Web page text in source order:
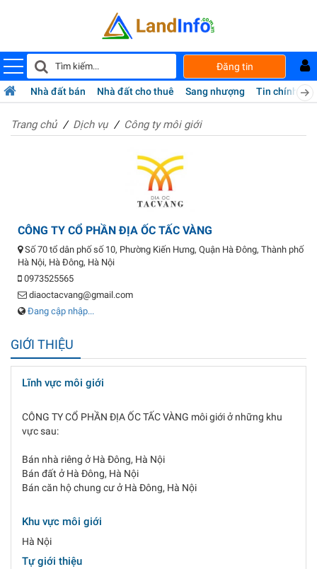
Đăng tin
Nhà đất bán Nhà đất cho thuê Sang nhượng Tin chính chủ
Trang chủ Dịch vụ Công ty môi giới
CÔNG TY CỔ PHẦN ĐỊA ỐC TẤC VÀNG
Số 70 tổ dân phố số 10, Phường Kiến Hưng, Quận Hà Đông, Thành phố
Hà Nội, Hà Đông, Hà Nội
0973525565
diaoctacvang@gmail.com
Đang cập nhập...
GIỚI THIỆU
Lĩnh vực môi giới
CÔNG TY CỔ PHẦN ĐỊA ỐC TẤC VÀNG môi giới ở những khu
vực sau:
Bán nhà riêng ở Hà Đông, Hà Nội
Bán đất ở Hà Đông, Hà Nội
Bán căn hộ chung cư ở Hà Đông, Hà Nội
Khu vực môi giới
Hà Nội
Tự giới thiệu